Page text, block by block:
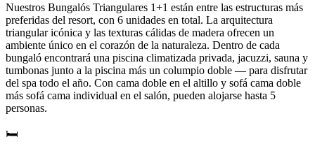
Nuestros Bungalós Triangulares 1+1 están entre las estructuras más
preferidas del resort, con 6 unidades en total. La arquitectura
triangular icónica y las texturas cálidas de madera ofrecen un
ambiente único en el corazón de la naturaleza. Dentro de cada
bungaló encontrará una piscina climatizada privada, jacuzzi, sauna y
tumbonas junto a la piscina más un columpio doble — para disfrutar
del spa todo el año. Con cama doble en el altillo y sofá cama doble
más sofá cama individual en el salón, pueden alojarse hasta 5
personas.
🛏️